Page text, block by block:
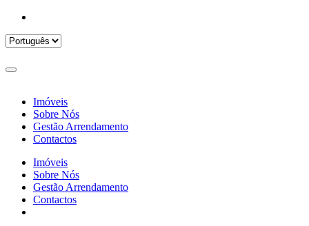
Imóveis
Sobre Nós
Gestão Arrendamento
Contactos
Imóveis
Sobre Nós
Gestão Arrendamento
Contactos